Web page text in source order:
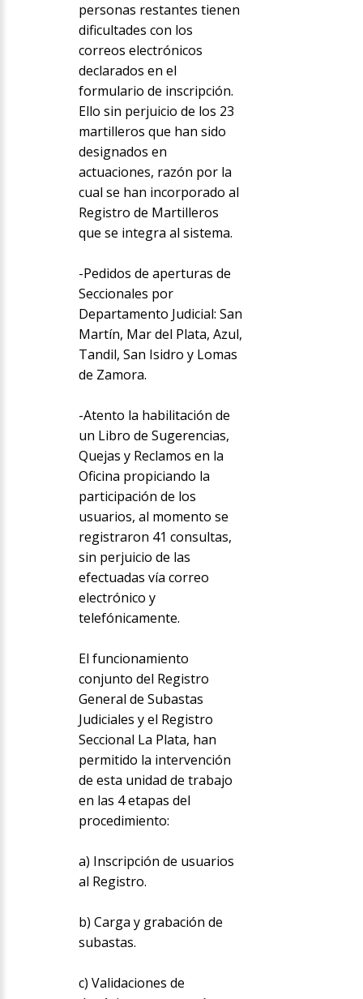
personas restantes tienen
dificultades con los
correos electrónicos
declarados en el
formulario de inscripción.
Ello sin perjuicio de los 23
martilleros que han sido
designados en
actuaciones, razón por la
cual se han incorporado al
Registro de Martilleros
que se integra al sistema.
-Pedidos de aperturas de
Seccionales por
Departamento Judicial: San
Martín, Mar del Plata, Azul,
Tandil, San Isidro y Lomas
de Zamora.
-Atento la habilitación de
un Libro de Sugerencias,
Quejas y Reclamos en la
Oficina propiciando la
participación de los
usuarios, al momento se
registraron 41 consultas,
sin perjuicio de las
efectuadas vía correo
electrónico y
telefónicamente.
El funcionamiento
conjunto del Registro
General de Subastas
Judiciales y el Registro
Seccional La Plata, han
permitido la intervención
de esta unidad de trabajo
en las 4 etapas del
procedimiento:
a) Inscripción de usuarios
al Registro.
b) Carga y grabación de
subastas.
c) Validaciones de